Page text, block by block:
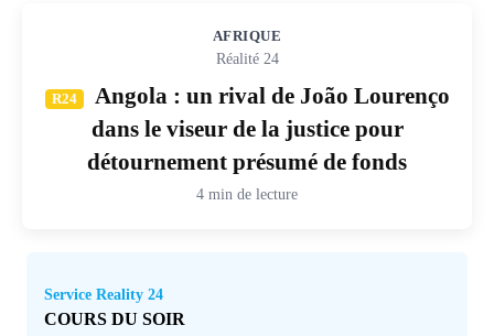
AFRIQUE
Réalité 24
R24
Angola : un rival de João Lourenço
dans le viseur de la justice pour
détournement présumé de fonds
4 min de lecture
Service Reality 24
COURS DU SOIR